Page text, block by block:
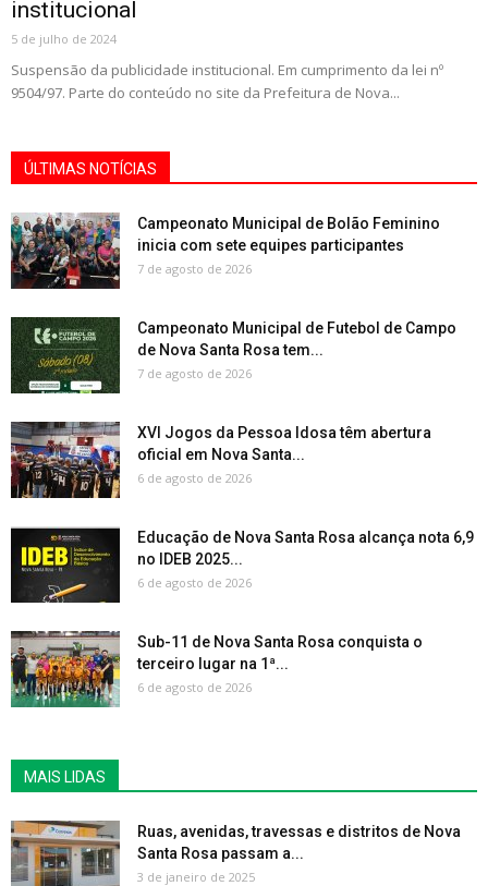
institucional
5 de julho de 2024
Suspensão da publicidade institucional. Em cumprimento da lei nº
9504/97. Parte do conteúdo no site da Prefeitura de Nova...
ÚLTIMAS NOTÍCIAS
Campeonato Municipal de Bolão Feminino
inicia com sete equipes participantes
7 de agosto de 2026
Campeonato Municipal de Futebol de Campo
de Nova Santa Rosa tem...
7 de agosto de 2026
XVI Jogos da Pessoa Idosa têm abertura
oficial em Nova Santa...
6 de agosto de 2026
Educação de Nova Santa Rosa alcança nota 6,9
no IDEB 2025...
6 de agosto de 2026
Sub-11 de Nova Santa Rosa conquista o
terceiro lugar na 1ª...
6 de agosto de 2026
MAIS LIDAS
Ruas, avenidas, travessas e distritos de Nova
Santa Rosa passam a...
3 de janeiro de 2025